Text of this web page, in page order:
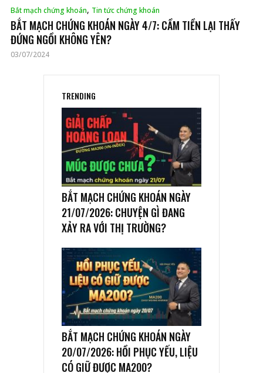
Bắt mạch chứng khoán, Tin tức chứng khoán
BẮT MẠCH CHỨNG KHOÁN NGÀY 4/7: CẦM TIỀN LẠI THẤY
ĐỨNG NGỒI KHÔNG YÊN?
03/07/2024
TRENDING
BẮT MẠCH CHỨNG KHOÁN NGÀY
21/07/2026: CHUYỆN GÌ ĐANG
XẢY RA VỚI THỊ TRƯỜNG?
BẮT MẠCH CHỨNG KHOÁN NGÀY
20/07/2026: HỒI PHỤC YẾU, LIỆU
CÓ GIỮ ĐƯỢC MA200?